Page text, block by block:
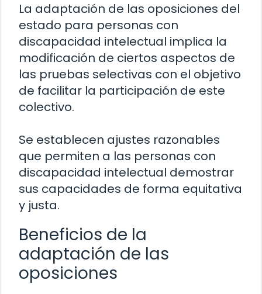
La adaptación de las oposiciones del
estado para personas con
discapacidad intelectual implica la
modificación de ciertos aspectos de
las pruebas selectivas con el objetivo
de facilitar la participación de este
colectivo.
Se establecen ajustes razonables
que permiten a las personas con
discapacidad intelectual demostrar
sus capacidades de forma equitativa
y justa.
Beneficios de la
adaptación de las
oposiciones